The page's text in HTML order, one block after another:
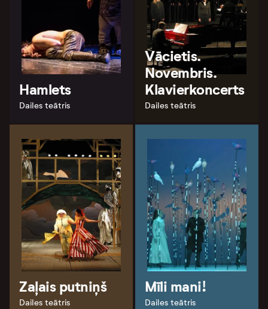
Hamlets
Dailes teātris
Vācietis.
Novembris.
Klavierkoncerts
Dailes teātris
Zaļais putniņš
Dailes teātris
Mīli mani!
Dailes teātris